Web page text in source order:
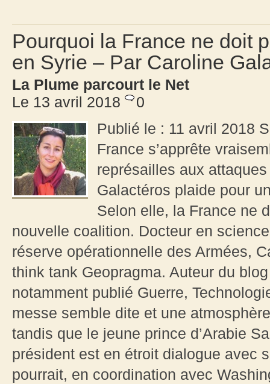
Pourquoi la France ne doit
en Syrie – Par Caroline
La Plume parcourt le Net
Le 13 avril 2018
0
Publié le : 11 avril 2018
France s’apprête
représailles aux
Galactéros plaide pour
Selon elle, la France ne
nouvelle coalition. Docteur en
réserve opérationnelle des Armées,
think tank Geopragma. Auteur du
notamment publié Guerre,
messe semble dite et une
tandis que le jeune prince d’Arabie
président est en étroit dialogue avec
pourrait, en coordination avec